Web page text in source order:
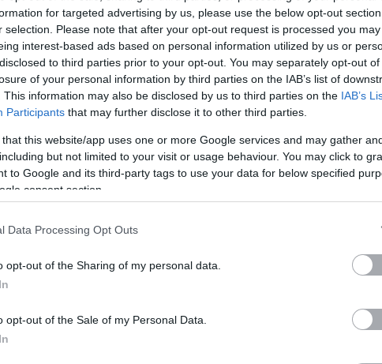
for targeted advertising by us, please use the below opt-out
selection. Please note that after your opt-out request is processed you may
interest-based ads based on personal information utilized by us or
to third parties prior to your opt-out. You may separately opt-out of
of your personal information by third parties on the IAB’s list of
This information may also be disclosed by us to third parties on the IAB’s
Participants that may further disclose it to other third parties.
that this website/app uses one or more Google services and may gather
but not limited to your visit or usage behaviour. You may click to
to Google and its third-party tags to use your data for below specified
consent section.
Data Processing Opt Outs
opt-out of the Sharing of my personal data.
opt-out of the Sale of my Personal Data.
Καΐρου,
–
ή